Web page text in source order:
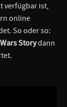
verfügbar ist,
online
So oder so:
Storydann